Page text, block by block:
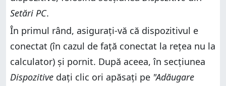
Setări PC.
În primul rând, asigurați-vă că dispozitivul e
conectat (în cazul de față conectat la rețea nu la
calculator) și pornit. După aceea, în secțiunea
Dispozitive dați clic ori apăsați pe "Adăugare